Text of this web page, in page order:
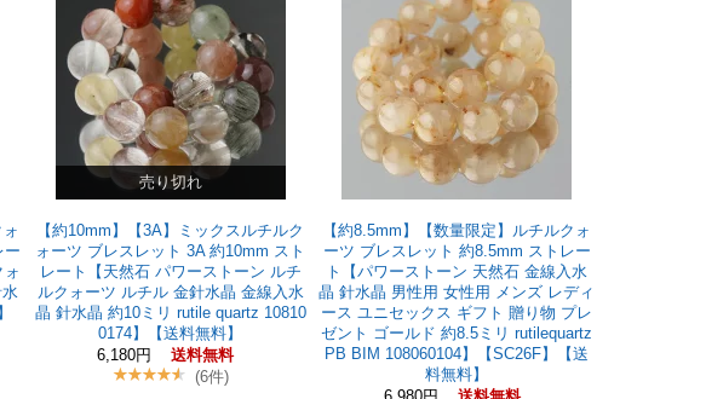
売り切れ
ー
【約10mm】【3A】ミックスルチルク
ォーツ ブレスレット 3A 約10mm スト
レート【天然石 パワーストーン ルチ
ルクォーツ ルチル 金針水晶 金線入水
晶 針水晶 約10ミリ rutile quartz 10810
0174】【送料無料】
6,180円
送料無料
(6件)
【約8.5mm】【数量限定】ルチルクォ
ーツ ブレスレット 約8.5mm ストレー
ト【パワーストーン 天然石 金線入水
晶 針水晶 男性用 女性用 メンズ レディ
ース ユニセックス ギフト 贈り物 プレ
ゼント ゴールド 約8.5ミリ rutilequartz
PB BIM 108060104】【SC26F】【送
料無料】